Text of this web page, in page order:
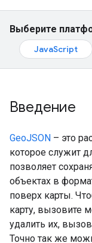
Выберите
JavaScript
Введение
GeoJSON – это
которое служит
позволяет
объектах в
поверх карты.
карту, вызовите
удалить их,
Точно так же